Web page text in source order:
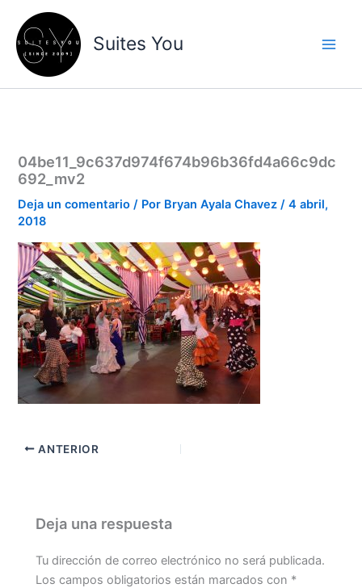
contenido
contenido
Suites You
04be11_9c637d974f674b96b36fd4a66c9dc
692_mv2
Deja un comentario / Por Bryan Ayala Chavez/4 abril,
2018
ANTERIOR
Deja una respuesta
Tu dirección de correo electrónico no será publicada.
Los campos obligatorios están marcados con *